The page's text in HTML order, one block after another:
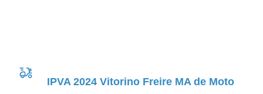
IPVA 2024 Vitorino Freire MA de Moto